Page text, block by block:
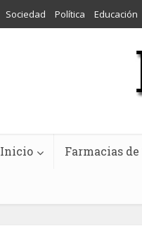
Sociedad Política Educación
Inicio Farmacias